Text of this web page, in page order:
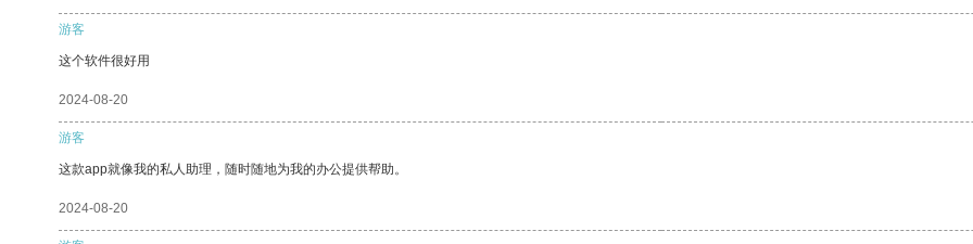
游客
这个软件很好用
2024-08-20
游客
这款app就像我的私人助理，随时随地为我的办公提供帮助。
2024-08-20